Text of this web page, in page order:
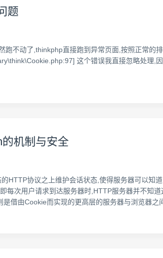
题
跑不动了,thinkphp直接跑到异常页面,按照正常
这个错误我直接忽略处理,
机制与安全
HTTP协议之上维护会话状态,使得服务器可以知
每次用户请求到达服务器时,HTTP服务器并不知
借由Cookie而实现的更高层的服务器与浏览器之